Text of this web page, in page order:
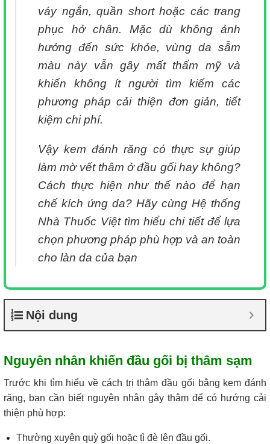
váy ngắn, quần short hoặc các trang
phục hở chân. Mặc dù không ảnh
hưởng đến sức khỏe, vùng da sẫm
màu này vẫn gây mất thẩm mỹ và
khiến không ít người tìm kiếm các
phương pháp cải thiện đơn giản, tiết
kiệm chi phí.
Vậy kem đánh răng có thực sự giúp
làm mờ vết thâm ở đầu gối hay không?
Cách thực hiện như thế nào để hạn
chế kích ứng da? Hãy cùng Hệ thống
Nhà Thuốc Việt tìm hiểu chi tiết để lựa
chọn phương pháp phù hợp và an toàn
cho làn da của bạn
Nội dung
Nguyên nhân khiến đầu gối bị thâm sạm
Trước khi tìm hiểu về cách trị thâm đầu gối bằng kem đánh
răng, bạn cần biết nguyên nhân gây thâm để có hướng cải
thiện phù hợp:
Thường xuyên quỳ gối hoặc tì đè lên đầu gối.